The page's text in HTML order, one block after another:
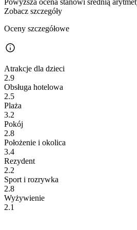
Powyższa ocena stanowi średnią
Zobacz szczegóły
Oceny szczegółowe
Atrakcje dla dzieci
2.9
Obsługa hotelowa
2.5
Plaża
3.2
Pokój
2.8
Położenie i okolica
3.4
Rezydent
2.2
Sport i rozrywka
2.8
Wyżywienie
2.1